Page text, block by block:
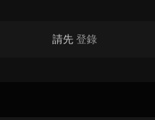
請先 登錄